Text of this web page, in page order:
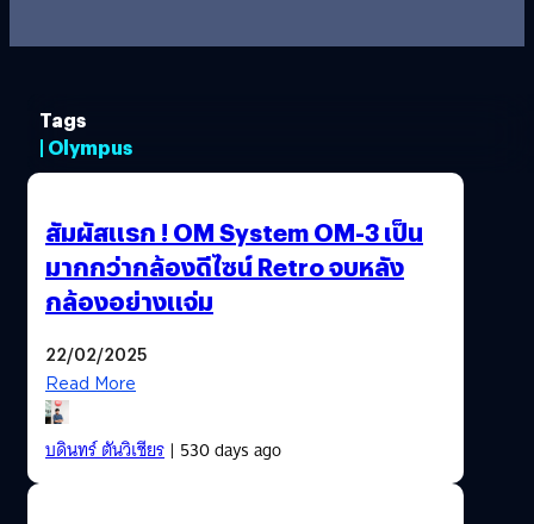
Tags
| Olympus
สัมผัสแรก ! OM System OM-3 เป็น
มากกว่ากล้องดีไซน์ Retro จบหลัง
กล้องอย่างแจ่ม
22/02/2025
Read More
บดินทร์ ตันวิเชียร| 530 days ago